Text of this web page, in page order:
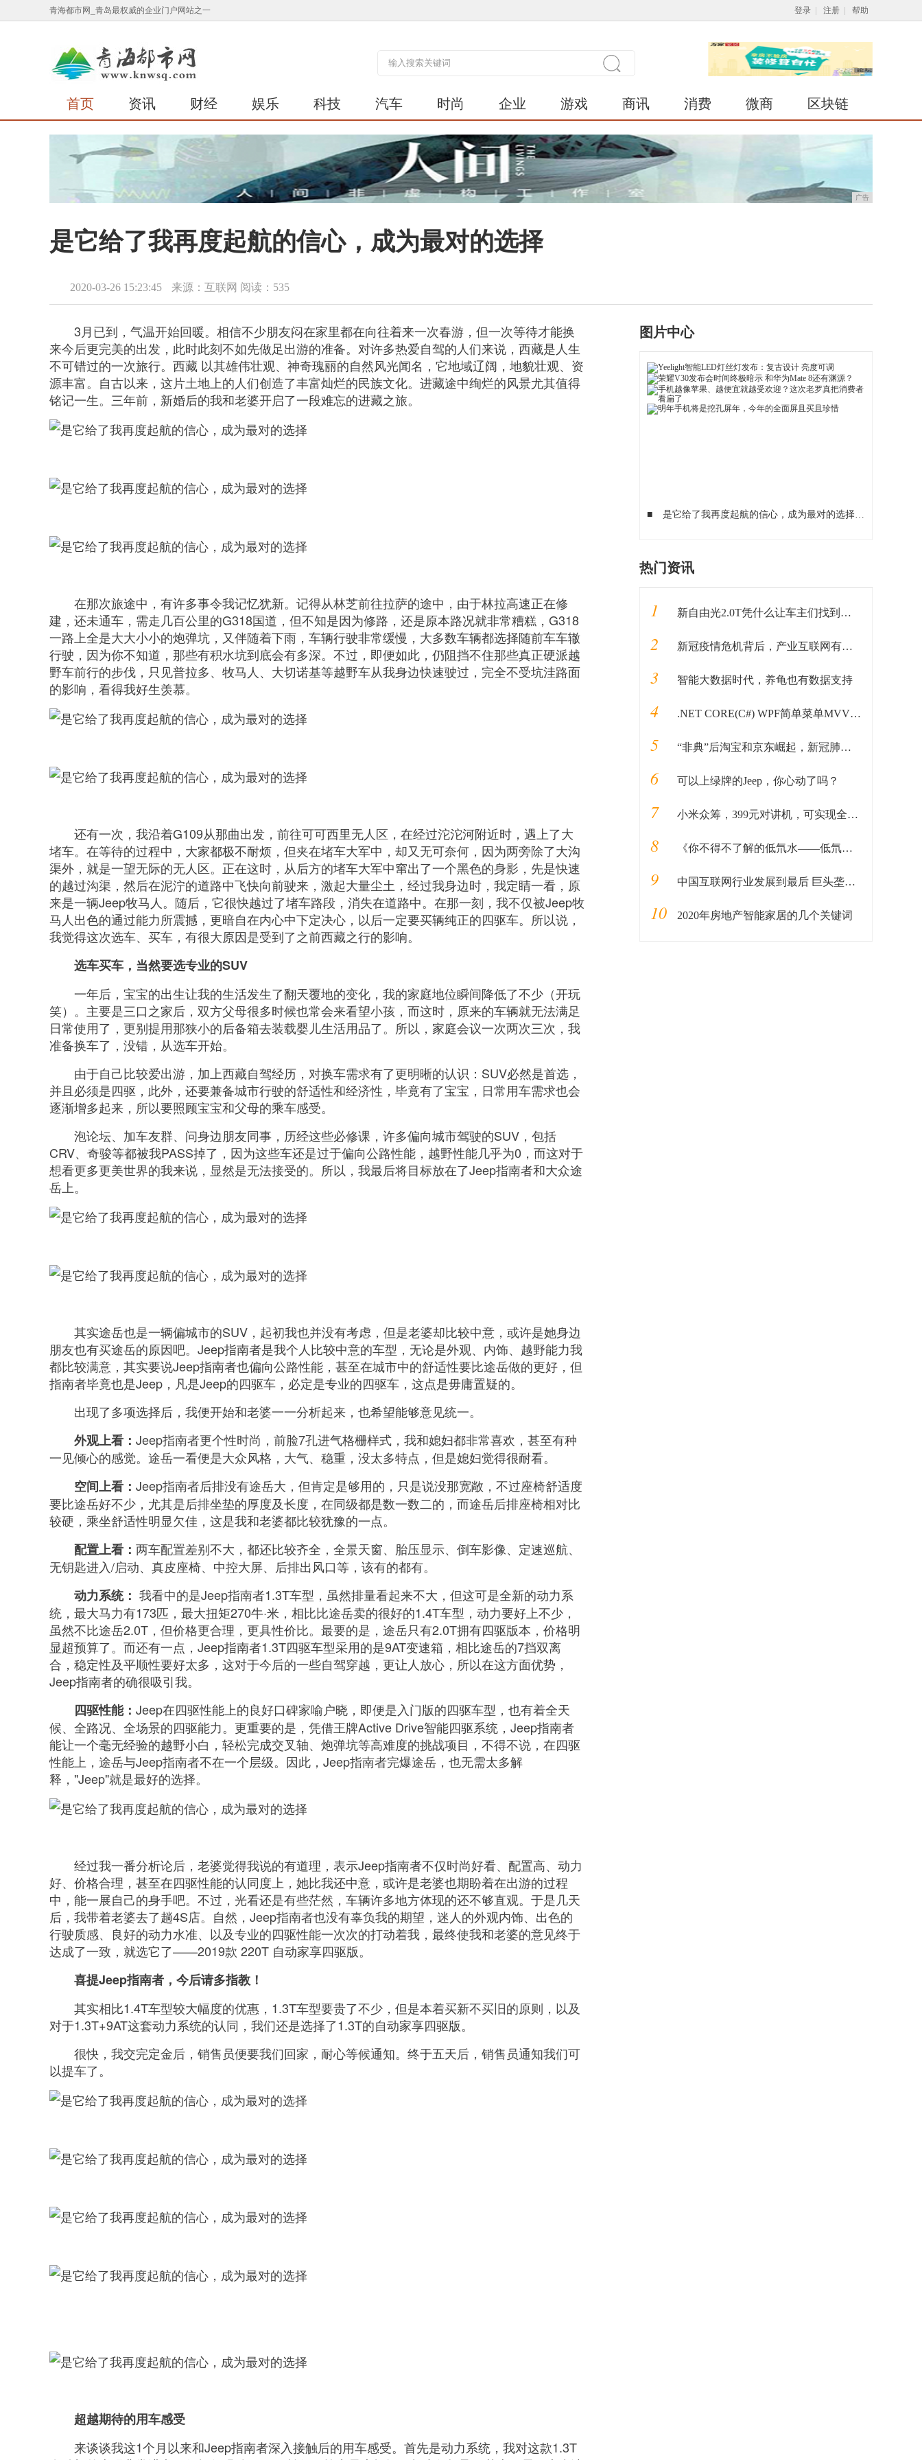
青海都市网_青岛最权威的企业门户网站之一 登录 注册 帮助
首页 资讯 财经 娱乐 科技 汽车 时尚 企业 游戏 商讯 消费 微商 区块链
广告
是它给了我再度起航的信心，成为最对的选择
2020-03-26 15:23:45 来源：互联网 阅读：535
3月已到，气温开始回暖。相信不少朋友闷在家里都在向往着来一次春游，但一次等待才能换
来今后更完美的出发，此时此刻不如先做足出游的准备。对许多热爱自驾的人们来说，西藏是人生
不可错过的一次旅行。西藏 以其雄伟壮观、神奇瑰丽的自然风光闻名，它地域辽阔，地貌壮观、资
源丰富。自古以来，这片土地上的人们创造了丰富灿烂的民族文化。进藏途中绚烂的风景尤其值得
铭记一生。三年前，新婚后的我和老婆开启了一段难忘的进藏之旅。
在那次旅途中，有许多事令我记忆犹新。记得从林芝前往拉萨的途中，由于林拉高速正在修
建，还未通车，需走几百公里的G318国道，但不知是因为修路，还是原本路况就非常糟糕，G318
一路上全是大大小小的炮弹坑，又伴随着下雨，车辆行驶非常缓慢，大多数车辆都选择随前车车辙
行驶，因为你不知道，那些有积水坑到底会有多深。不过，即便如此，仍阻挡不住那些真正硬派越
野车前行的步伐，只见普拉多、牧马人、大切诺基等越野车从我身边快速驶过，完全不受坑洼路面
的影响，看得我好生羡慕。
还有一次，我沿着G109从那曲出发，前往可可西里无人区，在经过沱沱河附近时，遇上了大
堵车。在等待的过程中，大家都极不耐烦，但夹在堵车大军中，却又无可奈何，因为两旁除了大沟
渠外，就是一望无际的无人区。正在这时，从后方的堵车大军中窜出了一个黑色的身影，先是快速
的越过沟渠，然后在泥泞的道路中飞快向前驶来，激起大量尘土，经过我身边时，我定睛一看，原
来是一辆Jeep牧马人。随后，它很快越过了堵车路段，消失在道路中。在那一刻，我不仅被Jeep牧
马人出色的通过能力所震撼，更暗自在内心中下定决心，以后一定要买辆纯正的四驱车。所以说，
我觉得这次选车、买车，有很大原因是受到了之前西藏之行的影响。
选车买车，当然要选专业的SUV
一年后，宝宝的出生让我的生活发生了翻天覆地的变化，我的家庭地位瞬间降低了不少（开玩
笑）。主要是三口之家后，双方父母很多时候也常会来看望小孩，而这时，原来的车辆就无法满足
日常使用了，更别提用那狭小的后备箱去装载婴儿生活用品了。所以，家庭会议一次两次三次，我
准备换车了，没错，从选车开始。
由于自己比较爱出游，加上西藏自驾经历，对换车需求有了更明晰的认识：SUV必然是首选，
并且必须是四驱，此外，还要兼备城市行驶的舒适性和经济性，毕竟有了宝宝，日常用车需求也会
逐渐增多起来，所以要照顾宝宝和父母的乘车感受。
泡论坛、加车友群、问身边朋友同事，历经这些必修课，许多偏向城市驾驶的SUV，包括
CRV、奇骏等都被我PASS掉了，因为这些车还是过于偏向公路性能，越野性能几乎为0，而这对于
想看更多更美世界的我来说，显然是无法接受的。所以，我最后将目标放在了Jeep指南者和大众途
岳上。
其实途岳也是一辆偏城市的SUV，起初我也并没有考虑，但是老婆却比较中意，或许是她身边
朋友也有买途岳的原因吧。Jeep指南者是我个人比较中意的车型，无论是外观、内饰、越野能力我
都比较满意，其实要说Jeep指南者也偏向公路性能，甚至在城市中的舒适性要比途岳做的更好，但
指南者毕竟也是Jeep，凡是Jeep的四驱车，必定是专业的四驱车，这点是毋庸置疑的。
出现了多项选择后，我便开始和老婆一一分析起来，也希望能够意见统一。
外观上看： Jeep指南者更个性时尚，前脸7孔进气格栅样式，我和媳妇都非常喜欢，甚至有种
一见倾心的感觉。途岳一看便是大众风格，大气、稳重，没太多特点，但是媳妇觉得很耐看。
空间上看： Jeep指南者后排没有途岳大，但肯定是够用的，只是说没那宽敞，不过座椅舒适度
要比途岳好不少，尤其是后排坐垫的厚度及长度，在同级都是数一数二的，而途岳后排座椅相对比
较硬，乘坐舒适性明显欠佳，这是我和老婆都比较犹豫的一点。
配置上看： 两车配置差别不大，都还比较齐全，全景天窗、胎压显示、倒车影像、定速巡航、
无钥匙进入/启动、真皮座椅、中控大屏、后排出风口等，该有的都有。
动力系统： 我看中的是Jeep指南者1.3T车型，虽然排量看起来不大，但这可是全新的动力系
统，最大马力有173匹，最大扭矩270牛·米，相比比途岳卖的很好的1.4T车型，动力要好上不少，
虽然不比途岳2.0T，但价格更合理，更具性价比。最要的是，途岳只有2.0T拥有四驱版本，价格明
显超预算了。而还有一点，Jeep指南者1.3T四驱车型采用的是9AT变速箱，相比途岳的7挡双离
合，稳定性及平顺性要好太多，这对于今后的一些自驾穿越，更让人放心，所以在这方面优势，
Jeep指南者的确很吸引我。
四驱性能： Jeep在四驱性能上的良好口碑家喻户晓，即便是入门版的四驱车型，也有着全天
候、全路况、全场景的四驱能力。更重要的是，凭借王牌Active Drive智能四驱系统，Jeep指南者
能让一个毫无经验的越野小白，轻松完成交叉轴、炮弹坑等高难度的挑战项目，不得不说，在四驱
性能上，途岳与Jeep指南者不在一个层级。因此，Jeep指南者完爆途岳，也无需太多解
释，"Jeep"就是最好的选择。
经过我一番分析论后，老婆觉得我说的有道理，表示Jeep指南者不仅时尚好看、配置高、动力
好、价格合理，甚至在四驱性能的认同度上，她比我还中意，或许是老婆也期盼着在出游的过程
中，能一展自己的身手吧。不过，光看还是有些茫然，车辆许多地方体现的还不够直观。于是几天
后，我带着老婆去了趟4S店。自然，Jeep指南者也没有辜负我的期望，迷人的外观内饰、出色的
行驶质感、良好的动力水准、以及专业的四驱性能一次次的打动着我，最终使我和老婆的意见终于
达成了一致，就选它了——2019款 220T 自动家享四驱版。
喜提Jeep指南者，今后请多指教！
其实相比1.4T车型较大幅度的优惠，1.3T车型要贵了不少，但是本着买新不买旧的原则，以及
对于1.3T+9AT这套动力系统的认同，我们还是选择了1.3T的自动家享四驱版。
很快，我交完定金后，销售员便要我们回家，耐心等候通知。终于五天后，销售员通知我们可
以提车了。
超越期待的用车感受
来谈谈我这1个月以来和Jeep指南者深入接触后的用车感受。首先是动力系统，我对这款1.3T
图片中心
■ 是它给了我再度起航的信心，成为最对的选择■
热门资讯
1 新自由光2.0T凭什么让车主们找到了诗与远方？
2 新冠疫情危机背后，产业互联网有望转危为机 迎来新的发展窗口
3 智能大数据时代，养龟也有数据支持
4 .NET CORE(C#) WPF简单菜单MVVM绑定
5 “非典”后淘宝和京东崛起，新冠肺炎后会造就谁？
6 可以上绿牌的Jeep，你心动了吗？
7 小米众筹，399元对讲机，可实现全国对讲，还能连手机？
8 《你不得不了解的低氘水——低氘水的历史映射》
9 中国互联网行业发展到最后 巨头垄断了前两名剩下不值一提
10 2020年房地产智能家居的几个关键词